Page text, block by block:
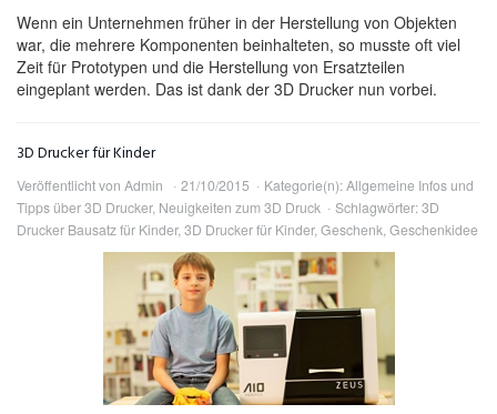
Wenn ein Unternehmen früher in der Herstellung von Objekten
war, die mehrere Komponenten beinhalteten, so musste oft viel
Zeit für Prototypen und die Herstellung von Ersatzteilen
eingeplant werden. Das ist dank der 3D Drucker nun vorbei.
3D Drucker für Kinder
Veröffentlicht von Admin 21/10/2015 Kategorie(n):Allgemeine Infos und
Tipps über 3D Drucker, Neuigkeiten zum 3D Druck Schlagwörter:3D
Drucker Bausatz für Kinder, 3D Drucker für Kinder, Geschenk, Geschenkidee